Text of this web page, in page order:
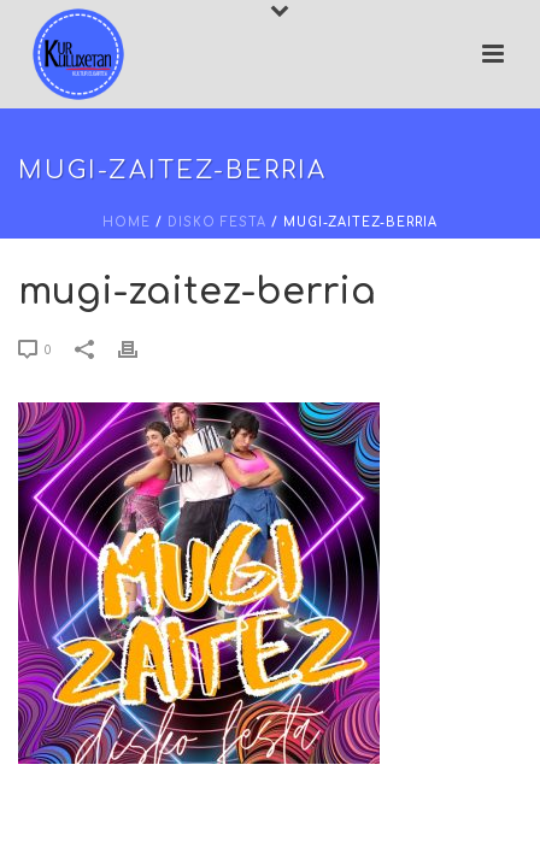
MUGI-ZAITEZ-BERRIA
HOME / DISKO FESTA / MUGI-ZAITEZ-BERRIA
mugi-zaitez-berria
0